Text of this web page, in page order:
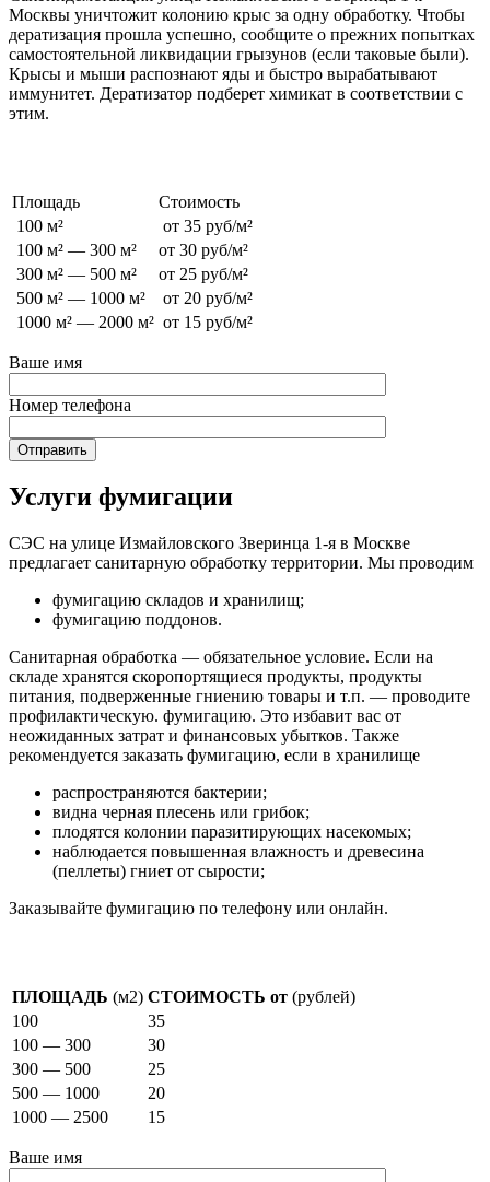
Москвы уничтожит колонию крыс за одну обработку. Чтобы
дератизация прошла успешно, сообщите о прежних попытках
самостоятельной ликвидации грызунов (если таковые были).
Крысы и мыши распознают яды и быстро вырабатывают
иммунитет. Дератизатор подберет химикат в соответствии с
этим.
Площадь
Стоимость
100 м²
от 35 руб/м²
100 м² — 300 м²
от 30 руб/м²
300 м² — 500 м²
от 25 руб/м²
500 м² — 1000 м²
от 20 руб/м²
1000 м² — 2000 м² от 15 руб/м²
Ваше имя
Номер телефона
Услуги фумигации
СЭС на улице Измайловского Зверинца 1-я в Москве
предлагает санитарную обработку территории. Мы проводим
фумигацию складов и хранилищ;
фумигацию поддонов.
Санитарная обработка — обязательное условие. Если на
складе хранятся скоропортящиеся продукты, продукты
питания, подверженные гниению товары и т.п. — проводите
профилактическую. фумигацию. Это избавит вас от
неожиданных затрат и финансовых убытков. Также
рекомендуется заказать фумигацию, если в хранилище
распространяются бактерии;
видна черная плесень или грибок;
плодятся колонии паразитирующих насекомых;
наблюдается повышенная влажность и древесина
(пеллеты) гниет от сырости;
Заказывайте фумигацию по телефону или онлайн.
ПЛОЩАДЬ (м2) СТОИМОСТЬ от (рублей)
100
35
100 — 300
30
300 — 500
25
500 — 1000
20
1000 — 2500
15
Ваше имя